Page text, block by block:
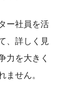
ー社員を活
、詳しく見
力を大きく
ません。